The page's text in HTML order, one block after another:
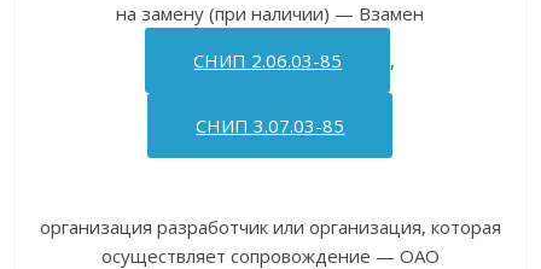
на замену (при наличии) — Взамен
СНИП 2.06.03-85
,
СНИП 3.07.03-85
организация разработчик или организация, которая
осуществляет сопровождение — ОАО